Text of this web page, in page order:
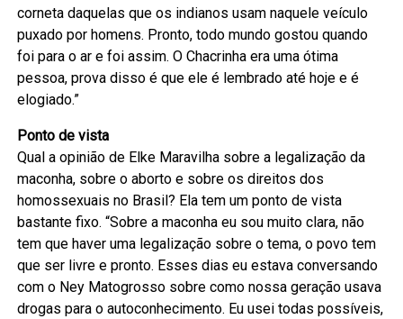
corneta daquelas que os indianos usam naquele veículo
puxado por homens. Pronto, todo mundo gostou quando
foi para o ar e foi assim. O Chacrinha era uma ótima
pessoa, prova disso é que ele é lembrado até hoje e é
elogiado.”
Ponto de vista
Qual a opinião de Elke Maravilha sobre a legalização da
maconha, sobre o aborto e sobre os direitos dos
homossexuais no Brasil? Ela tem um ponto de vista
bastante fixo. “Sobre a maconha eu sou muito clara, não
tem que haver uma legalização sobre o tema, o povo tem
que ser livre e pronto. Esses dias eu estava conversando
com o Ney Matogrosso sobre como nossa geração usava
drogas para o autoconhecimento. Eu usei todas possíveis,